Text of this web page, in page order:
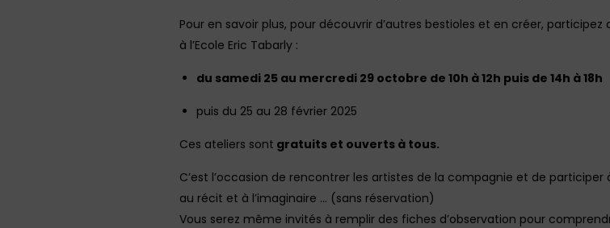
Pour en savoir plus, pour découvrir d’autres bestioles et en créer, participez
à l’Ecole Eric Tabarly :
du samedi 25 au mercredi 29 octobre de 10h à 12h puis de 14h à 18h
puis du 25 au 28 février 2025
Ces ateliers sont gratuits et ouverts à tous.
C’est l’occasion de rencontrer les artistes de la compagnie et de
au récit et à l’imaginaire … (sans réservation)
Vous serez même invités à remplir des fiches d’observation pour